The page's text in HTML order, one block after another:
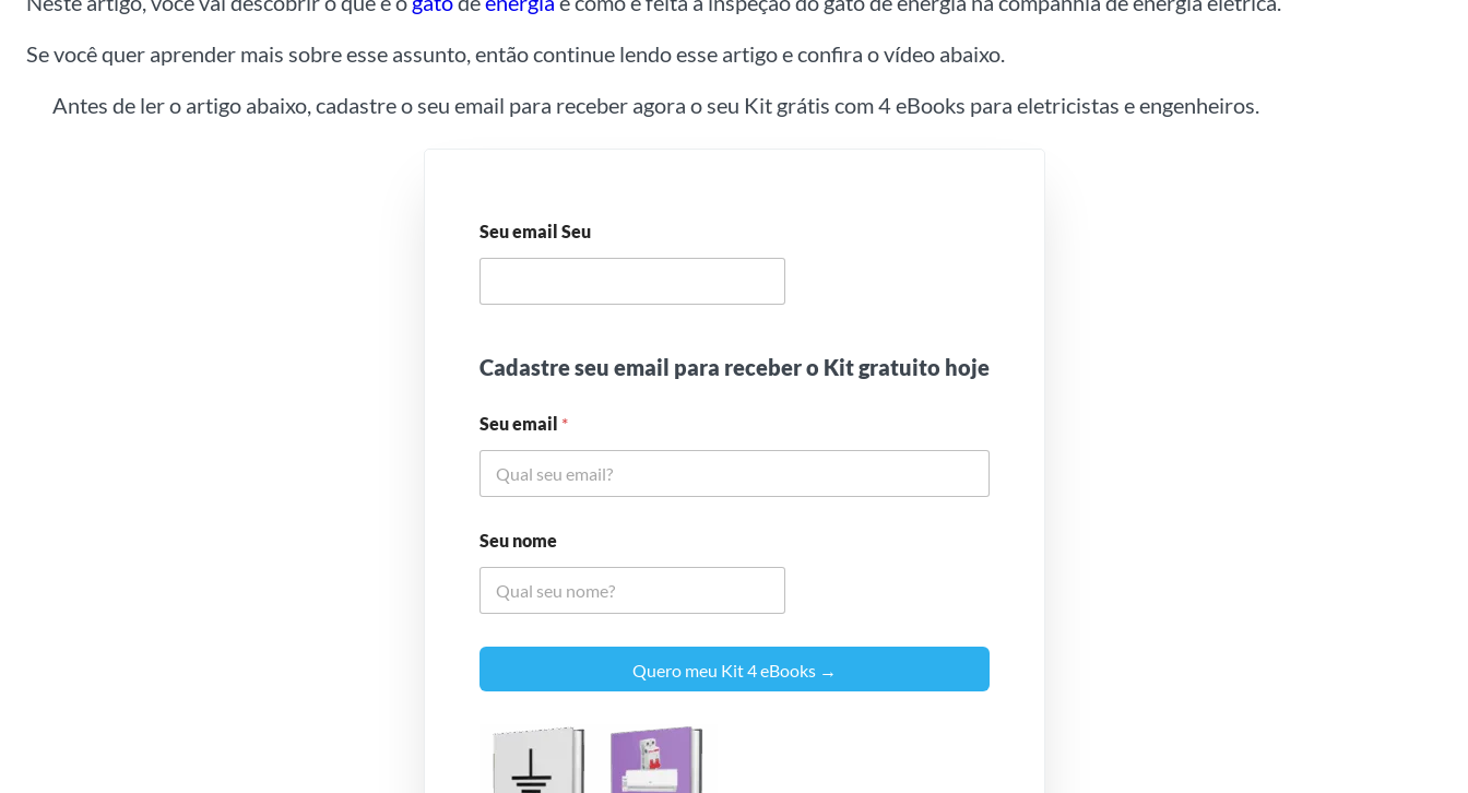
Se você quer aprender mais sobre esse assunto, então continue lendo esse artigo e confira o vídeo abaixo.
Antes de ler o artigo abaixo, cadastre o seu email para receber agora o seu Kit grátis com 4 eBooks para eletricistas e engenheiros.
Seu email Seu
Cadastre seu email para receber o Kit gratuito hoje
Seu email *
Seu nome
Quero meu Kit 4 eBooks →